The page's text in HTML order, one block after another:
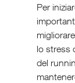
Per
lo stress
del